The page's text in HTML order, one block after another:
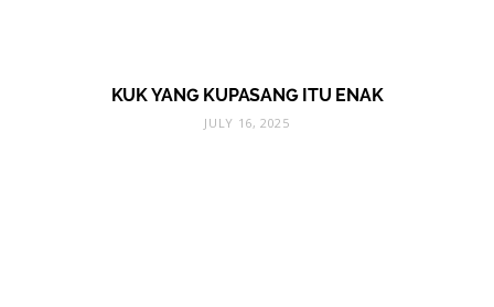
KUK YANG KUPASANG ITU ENAK
JULY 16, 2025